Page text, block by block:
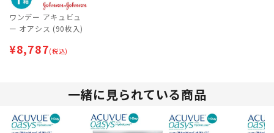
ワンデー アキュビュ
ー オアシス (90枚入)
¥8,787(税込)
一緒に見られている商品